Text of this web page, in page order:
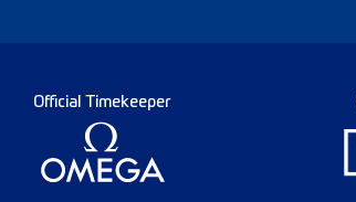
Official Timekeeper